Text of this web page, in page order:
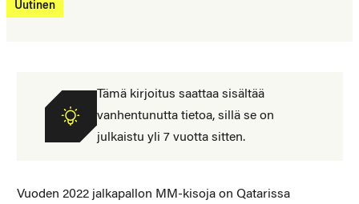
Uutinen
Tämä kirjoitus saattaa sisältää
vanhentunutta tietoa, sillä se on
julkaistu yli 7 vuotta sitten.
Vuoden 2022 jalkapallon MM-kisoja on Qatarissa